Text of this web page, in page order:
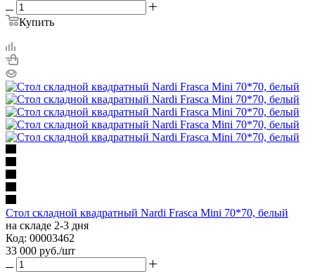
Купить
Стол складной квадратный Nardi Frasca Mini 70*70, белый
на складе 2-3 дня
Код: 00003462
33 000 руб./шт